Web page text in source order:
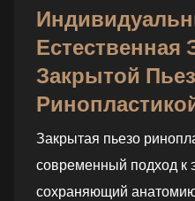
Естественная
Закрытой
Закрытая пьезо
современный подход к
сохраняющий